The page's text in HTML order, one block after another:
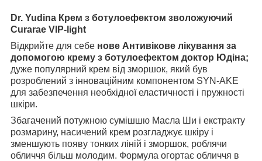
Dr. Yudina Крем з ботулоефектом зволожуючий
Curarae VIP-light
Відкрийте для себе нове Антивікове лікування за
допомогою крему з ботулоефектом доктор Юдіна;
дуже популярний крем від зморшок, який був
розроблений з інноваційним компонентом SYN-AKE
для забезпечення необхідної еластичності і пружності
шкіри.
Збагачений потужною сумішшю Масла Ши і екстракту
розмарину, насичений крем розгладжує шкіру і
зменшують появу тонких ліній і зморшок, роблячи
обличчя більш молодим. Формула огортає обличчя в